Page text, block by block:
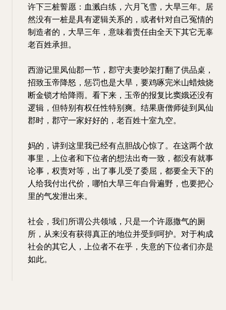
许下三桩誓愿：血溅白练，六月飞雪，大旱三年。居
然没有一桩是具有逻辑关系的，或者针对自己冤情的
制造者的，大旱三年，意味着责任由全天下其它无辜
老百姓承担。
西游记里凤仙郡一节，郡守夫妻吵架打翻了供品桌，
招致玉帝降怒，惩罚也是大旱，要鸡啄完米山蜡烛烧
断金锁才给降雨。看下来，玉帝的报复比窦娥还没有
逻辑，但特别有权任性特别爽。结果唐僧师徒到凤仙
郡时，郡守一家好好的，老百姓十室九空。
妈的，讲到这里我已经有点胆战心惊了。在这两个故
事里，上位者和下位者的想法出奇一致，都没有就事
论事，权责对等，出了事儿受了委屈，都要全天下的
人给我付出代价，哪怕大旱三年白骨遍野，也要把心
里的气发泄出来。
社会，我们所谓公共领域，只是一个许愿撒气的厕
所，从来没有获得真正的地位并受到呵护。对于构成
社会的其它人，上位者不在乎，失意的下位者们亦是
如此。